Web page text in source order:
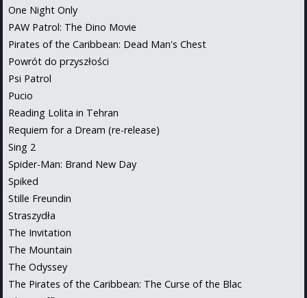
One Night Only
PAW Patrol: The Dino Movie
Pirates of the Caribbean: Dead Man's Chest
Powrót do przyszłości
Psi Patrol
Pucio
Reading Lolita in Tehran
Requiem for a Dream (re-release)
Sing 2
Spider-Man: Brand New Day
Spiked
Stille Freundin
Straszydła
The Invitation
The Mountain
The Odyssey
The Pirates of the Caribbean: The Curse of the Blac